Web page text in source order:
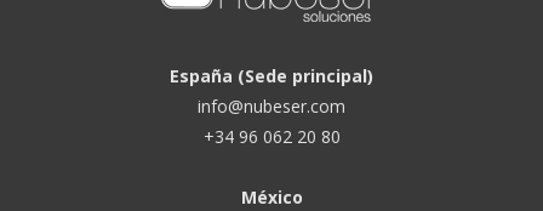
España (Sede principal)
info@nubeser.com
+34 96 062 20 80
México